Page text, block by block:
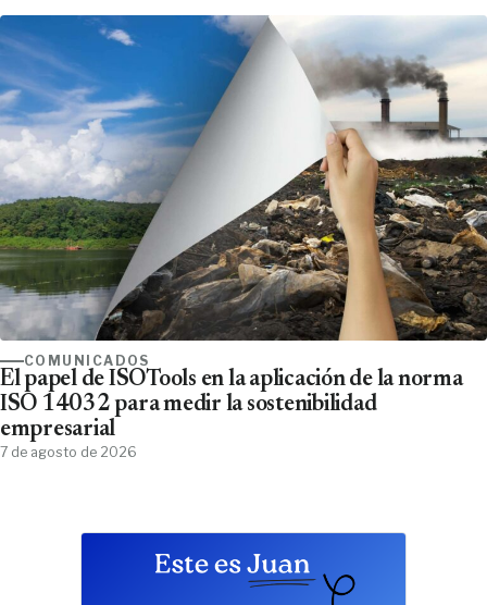
COMUNICADOS
El papel de ISOTools en la aplicación de la norma
ISO 14032 para medir la sostenibilidad
empresarial
7 de agosto de 2026